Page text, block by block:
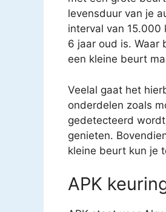
levensduur van je
interval van 15.000
6 jaar oud is. Waar
een kleine beurt
Veelal gaat het
onderdelen zoals
gedetecteerd
genieten.
kleine beurt kun je
APK